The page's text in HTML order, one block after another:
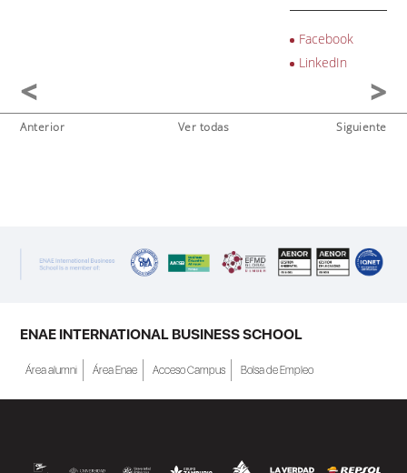
Facebook
LinkedIn
Anterior Ver todas Siguiente
ENAE INTERNATIONAL BUSINESS SCHOOL
Área alumni Área Enae Acceso Campus Bolsa de Empleo